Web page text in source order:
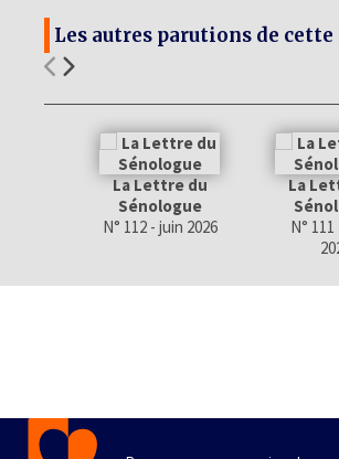
Les autres parutions de
La Lettre du
Sénologue
N° 112 - juin 2026
La
N°